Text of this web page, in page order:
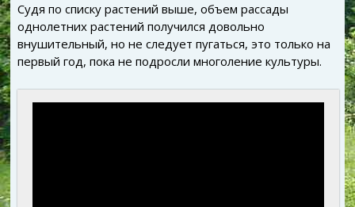
Судя по списку растений выше, объем рассады
однолетних растений получился довольно
внушительный, но не следует пугаться, это только на
первый год, пока не подросли многоление культуры.